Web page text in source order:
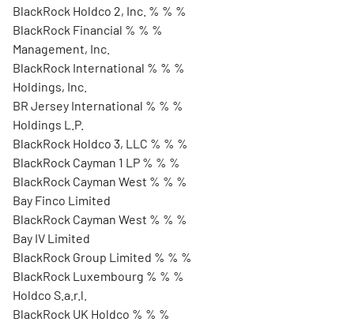
BlackRock Holdco 2, Inc. % % %
BlackRock Financial % % %
Management, Inc.
BlackRock International % % %
Holdings, Inc.
BR Jersey International % % %
Holdings L.P.
BlackRock Holdco 3, LLC % % %
BlackRock Cayman 1 LP % % %
BlackRock Cayman West % % %
Bay Finco Limited
BlackRock Cayman West % % %
Bay IV Limited
BlackRock Group Limited % % %
BlackRock Luxembourg % % %
Holdco S.a.r.l.
BlackRock UK Holdco % % %